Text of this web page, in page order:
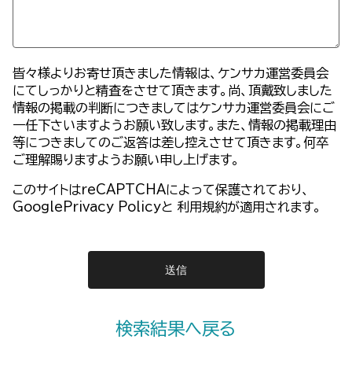
皆々様よりお寄せ頂きました情報は、ケンサカ運営委員会
にてしっかりと精査をさせて頂きます。尚、頂戴致しました
情報の掲載の判断につきましてはケンサカ運営委員会にご
一任下さいますようお願い致します。また、情報の掲載理由
等につきましてのご返答は差し控えさせて頂きます。何卒
ご理解賜りますようお願い申し上げます。
このサイトはreCAPTCHAによって保護されており、
GooglePrivacy Policyと 利用規約が適用されます。
検索結果へ戻る